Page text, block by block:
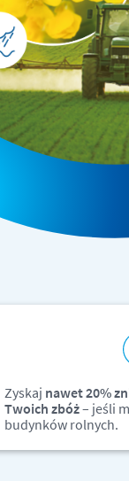
Zyskaj nawet 20%
Twoich zbóż– jeśli
budynków rolnych.